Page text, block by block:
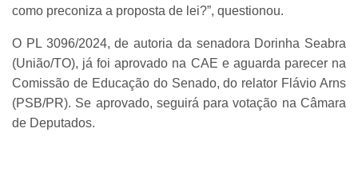
como preconiza a proposta de lei?”, questionou.
O PL 3096/2024, de autoria da senadora Dorinha Seabra
(União/TO), já foi aprovado na CAE e aguarda parecer na
Comissão de Educação do Senado, do relator Flávio Arns
(PSB/PR). Se aprovado, seguirá para votação na Câmara
de Deputados.